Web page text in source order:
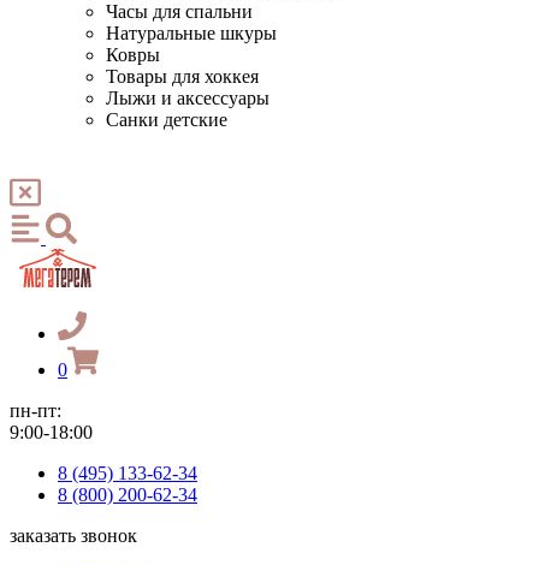
Часы для спальни
Натуральные шкуры
Ковры
Товары для хоккея
Лыжи и аксессуары
Санки детские
0
пн-пт:
9:00-18:00
8 (495) 133-62-34
8 (800) 200-62-34
заказать звонок